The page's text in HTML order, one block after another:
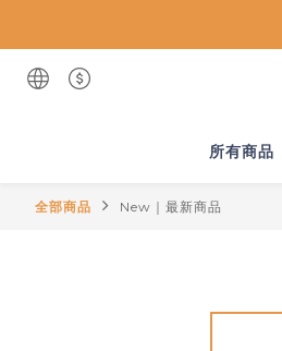
所有商品
全部商品 New｜最新商品